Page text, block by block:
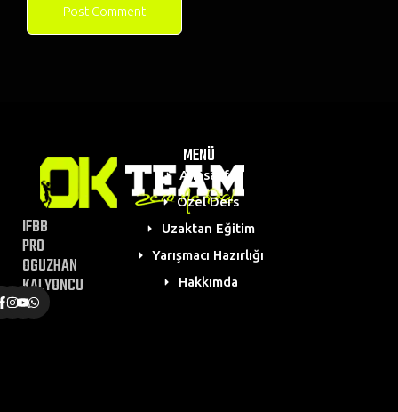
IFBB
PRO
OGUZHAN
KALYONCU
MENÜ
Anasayfa
Özel Ders
Uzaktan Eğitim
Yarışmacı Hazırlığı
Hakkımda